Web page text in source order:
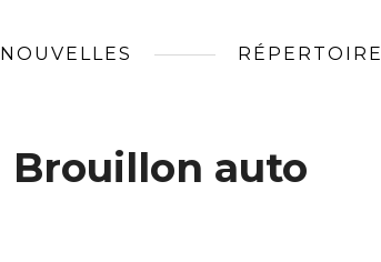
NOUVELLES RÉPERTOIRE
Brouillon auto